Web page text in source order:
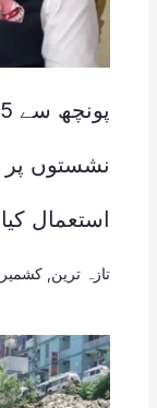
نشستوں پر
استعمال
تازہ ترین کشمیر